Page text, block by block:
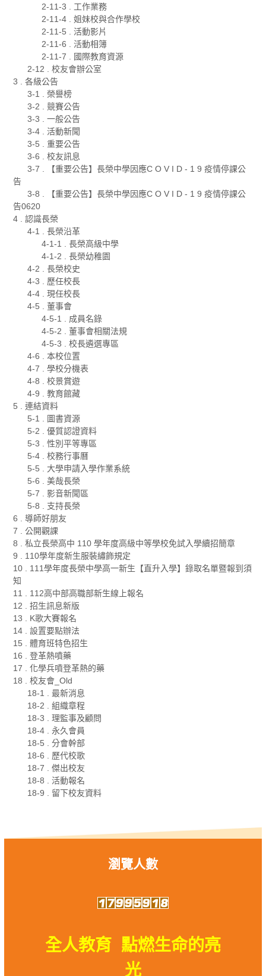
2-11-3 . 工作業務
2-11-4 . 姐妹校與合作學校
2-11-5 . 活動影片
2-11-6 . 活動相簿
2-11-7 . 國際教育資源
2-12 . 校友會辦公室
3 . 各級公告
3-1 . 榮譽榜
3-2 . 競賽公告
3-3 . 一般公告
3-4 . 活動新聞
3-5 . 重要公告
3-6 . 校友訊息
3-7 . 【重要公告】長榮中學因應C O V I D - 1 9 疫情停課公
告
3-8 . 【重要公告】長榮中學因應C O V I D - 1 9 疫情停課公
告0620
4 . 認識長榮
4-1 . 長榮沿革
4-1-1 . 長榮高級中學
4-1-2 . 長榮幼稚園
4-2 . 長榮校史
4-3 . 歷任校長
4-4 . 現任校長
4-5 . 董事會
4-5-1 . 成員名錄
4-5-2 . 董事會相關法規
4-5-3 . 校長遴選專區
4-6 . 本校位置
4-7 . 學校分機表
4-8 . 校景賞遊
4-9 . 教育館藏
5 . 連結資料
5-1 . 圖書資源
5-2 . 優質認證資料
5-3 . 性別平等專區
5-4 . 校務行事曆
5-5 . 大學申請入學作業系統
5-6 . 美哉長榮
5-7 . 影音新聞區
5-8 . 支持長榮
6 . 導師好朋友
7 . 公開觀課
8 . 私立長榮高中 110 學年度高級中等學校免試入學續招簡章
9 . 110學年度新生服裝繡飾規定
10 . 111學年度長榮中學高一新生【直升入學】錄取名單暨報到須
知
11 . 112高中部高職部新生線上報名
12 . 招生訊息新版
13 . K歌大賽報名
14 . 設置要點辦法
15 . 體育班特色招生
16 . 登革熱噴藥
17 . 化學兵噴登革熱的藥
18 . 校友會_Old
18-1 . 最新消息
18-2 . 組織章程
18-3 . 理監事及顧問
18-4 . 永久會員
18-5 . 分會幹部
18-6 . 歷代校歌
18-7 . 傑出校友
18-8 . 活動報名
18-9 . 留下校友資料
瀏覽人數
全人教育 點燃生命的亮
光